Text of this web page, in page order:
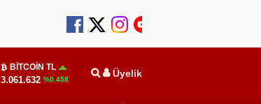
BITCOIN TL
3.061.632 %0.458 Üyelik